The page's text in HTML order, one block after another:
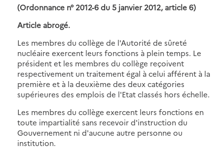
(Ordonnance n° 2012-6 du 5 janvier 2012, article 6)
Article abrogé.
Les membres du collège de l'Autorité de sûreté
nucléaire exercent leurs fonctions à plein temps. Le
président et les membres du collège reçoivent
respectivement un traitement égal à celui afférent à la
première et à la deuxième des deux catégories
supérieures des emplois de l'Etat classés hors échelle.
Les membres du collège exercent leurs fonctions en
toute impartialité sans recevoir d'instruction du
Gouvernement ni d'aucune autre personne ou
institution.